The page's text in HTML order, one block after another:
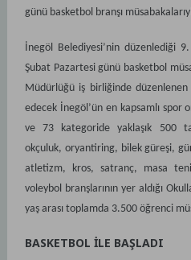
günü basketbol branşı
İnegöl Belediyesi’nin düzenlediği
Şubat Pazartesi günü basketbol
Müdürlüğü iş birliğinde
edecek İnegöl’ün en kapsamlı spor
ve 73 kategoride yaklaşık 500
okçuluk, oryantiring, bilek güreşi,
atletizm, kros, satranç, masa
voleybol branşlarının yer aldığı
yaş arası toplamda 3.500 öğrenci
BASKETBOL İLE BAŞLADI